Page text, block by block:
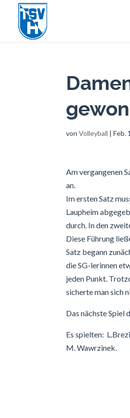
vonVolleyball |Feb.
Am vergangenen
an.
Im ersten Satz
Laupheim
durch. In den
Diese Führung
Satz begann
die SG-lerinnen
jeden Punkt.
sicherte man sich
Das nächste Spiel
Es spielten:
M. Wawrzinek.